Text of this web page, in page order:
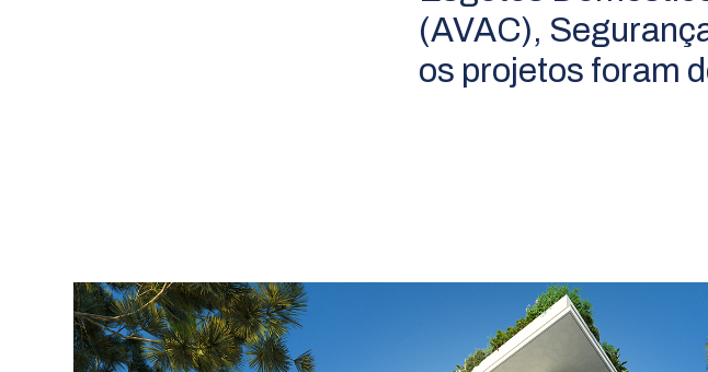
(AVAC),
os projetos foram